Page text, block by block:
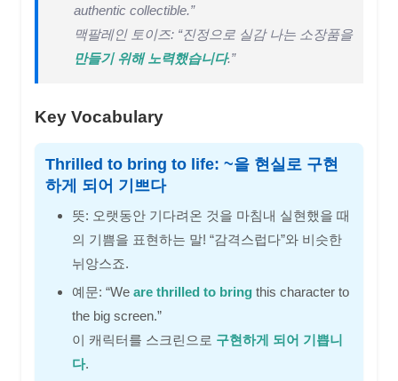
authentic collectible.”
맥팔레인 토이즈: “진정으로 실감 나는 소장품을
만들기 위해 노력했습니다.”
Key Vocabulary
Thrilled to bring to life: ~을 현실로 구현
하게 되어 기쁘다
뜻: 오랫동안 기다려온 것을 마침내 실현했을 때
의 기쁨을 표현하는 말! “감격스럽다”와 비슷한
뉘앙스죠.
예문: “We are thrilled to bring this character to
the big screen.”
이 캐릭터를 스크린으로 구현하게 되어 기쁩니
다.